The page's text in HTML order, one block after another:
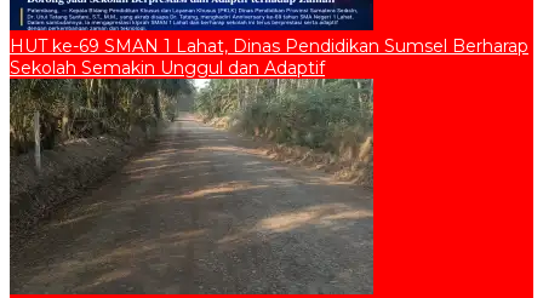
HUT ke-69 SMAN 1 Lahat, Dinas Pendidikan Sumsel Berharap
Sekolah Semakin Unggul dan Adaptif